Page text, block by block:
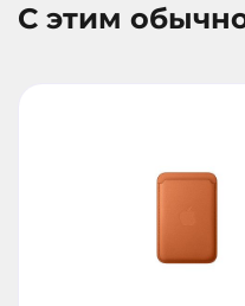
С этим